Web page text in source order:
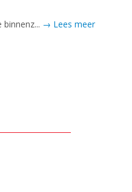
binnenz... → Lees meer